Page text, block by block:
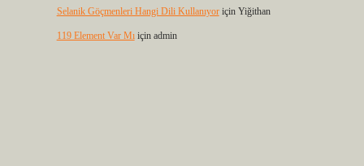
Selanik Göçmenleri Hangi Dili Kullanıyoriçin Yiğithan
119 Element Var Mıiçin admin